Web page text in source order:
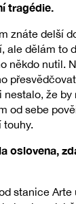
tragédie.
znáte delší
ale dělám to
někdo nutil.
nestalo, že by
od sebe
touhy.
oslovena,
stanice Arte